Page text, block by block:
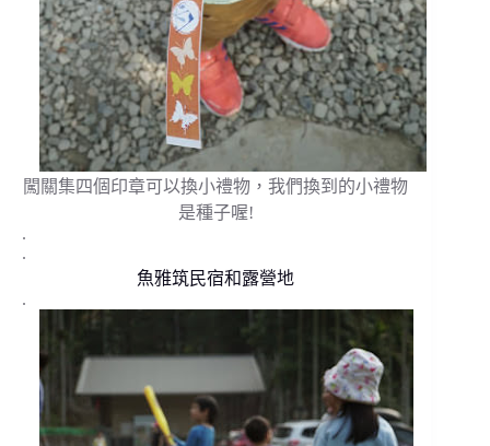
闖關集四個印章可以換小禮物，我們換到的小禮物
是種子喔!
.
.
魚雅筑民宿和露營地
.